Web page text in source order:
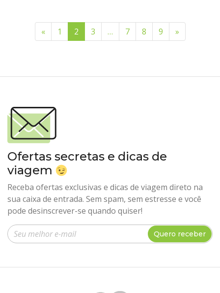
«(página anterior)
1 2 (página atual)
3 … 7 8 9 »
Ofertas secretas e dicas de
viagem
Receba ofertas exclusivas e dicas de viagem direto na
sua caixa de entrada. Sem spam, sem estresse e você
pode desinscrever-se quando quiser!
Insira seu e-mail
Quero receber